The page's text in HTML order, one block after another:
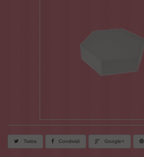
Twitta Condividi Google+